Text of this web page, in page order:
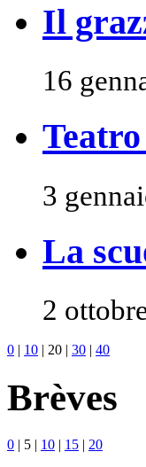
Il
16
3
La
2
0 | 10 | 20 | 30 | 40
Brèves
0 | 5 | 10 | 15 | 20